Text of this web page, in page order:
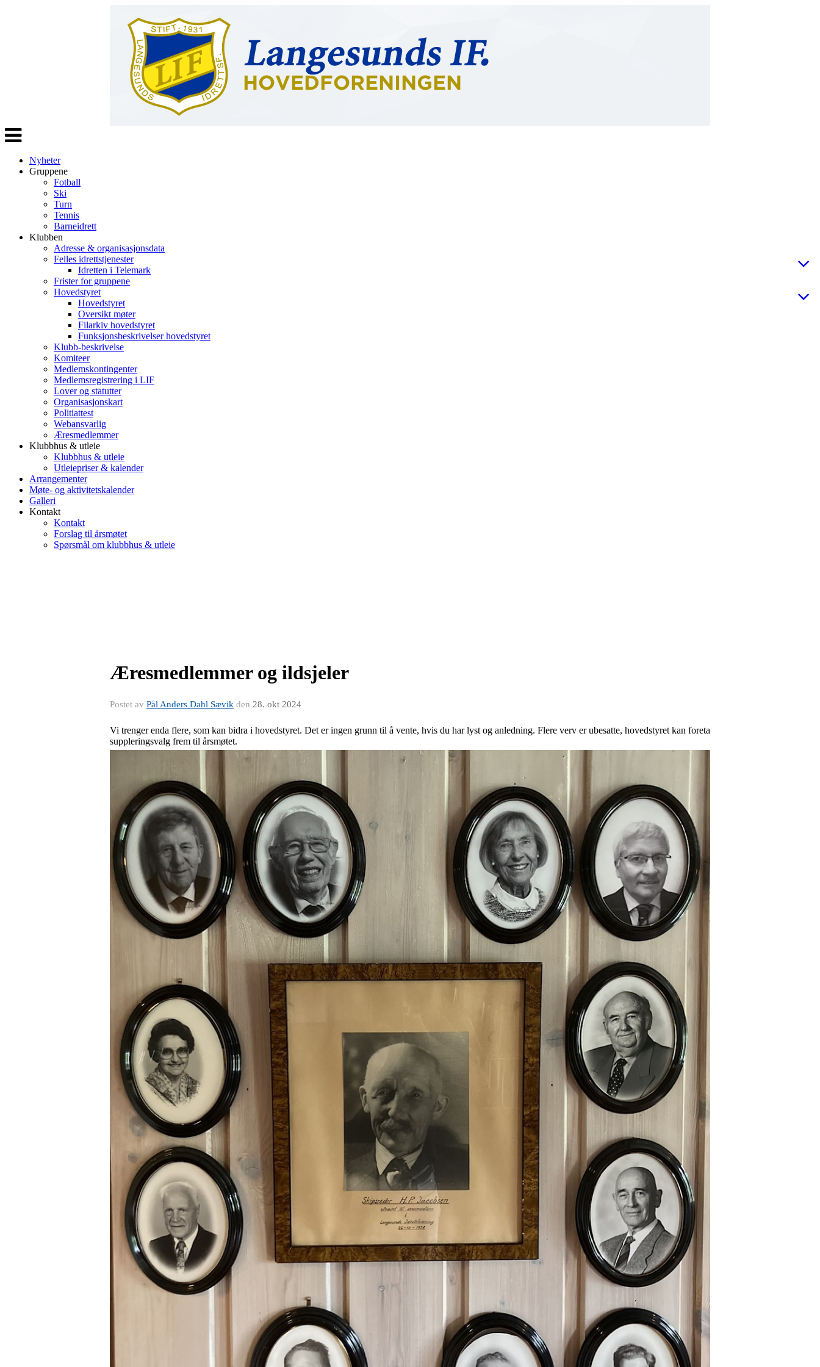
Veksle
navigasjon
Nyheter
Gruppene
Fotball
Ski
Turn
Tennis
Barneidrett
Klubben
Adresse & organisasjonsdata
Felles idrettstjenester
Idretten i Telemark
Frister for gruppene
Hovedstyret
Hovedstyret
Oversikt møter
Filarkiv hovedstyret
Funksjonsbeskrivelser hovedstyret
Klubb-beskrivelse
Komiteer
Medlemskontingenter
Medlemsregistrering i LIF
Lover og statutter
Organisasjonskart
Politiattest
Webansvarlig
Æresmedlemmer
Klubbhus & utleie
Klubbhus & utleie
Utleiepriser & kalender
Arrangementer
Møte- og aktivitetskalender
Galleri
Kontakt
Kontakt
Forslag til årsmøtet
Spørsmål om klubbhus & utleie
Æresmedlemmer og ildsjeler
Postet av Pål Anders Dahl Sævik den 28. okt 2024
Vi trenger enda flere, som kan bidra i hovedstyret. Det er ingen grunn til å vente, hvis du har lyst og anledning. Flere verv er ubesatte, hovedstyret kan foreta
suppleringsvalg frem til årsmøtet.